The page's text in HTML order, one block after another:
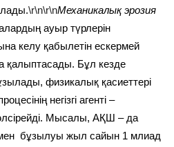
\r\n\r\nМеханикалық эрозия
ауыр түрлерін
келу қабылетін ескермей
қалыптасады. Бұл кезде
физикалық қасиеттері
негізгі агенті –
Мысалы, АҚШ – да
бұзылуы жыл сайын 1 млиад